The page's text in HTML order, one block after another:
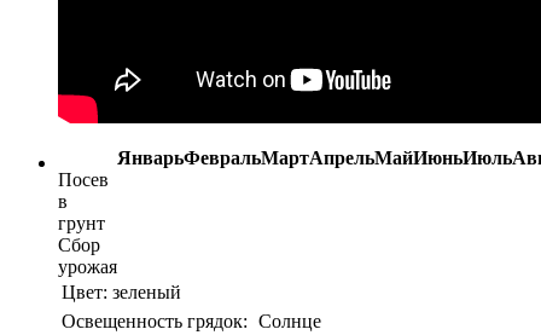
ЯнварьФевральМартАпрельМайИюньИюль
Посев
в
грунт
Сбор
урожая
Цвет: зеленый
Освещенность грядок: Солнце